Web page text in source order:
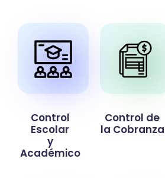
Control
Escolar
y
Académico
Control de
la Cobranza